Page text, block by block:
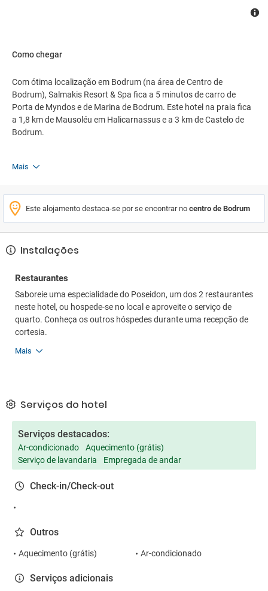
Como chegar
Com ótima localização em Bodrum (na área de Centro de
Bodrum), Salmakis Resort & Spa fica a 5 minutos de carro de
Porta de Myndos e de Marina de Bodrum. Este hotel na praia fica
a 1,8 km de Mausoléu em Halicarnassus e a 3 km de Castelo de
Bodrum.
Mais
Este alojamento destaca-se por se encontrar no centro de Bodrum
Instalações
Restaurantes
Saboreie uma especialidade do Poseidon, um dos 2 restaurantes
neste hotel, ou hospede-se no local e aproveite o serviço de
quarto. Conheça os outros hóspedes durante uma recepção de
cortesia.
Mais
Serviços do hotel
Serviços destacados:
Ar-condicionado
Aquecimento (grátis)
Serviço de lavandaria
Empregada de andar
Check-in/Check-out
Outros
Aquecimento (grátis) Ar-condicionado
Serviços adicionais